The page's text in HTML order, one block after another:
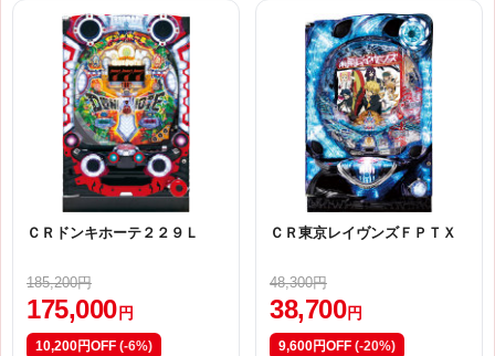
ＣＲドンキホーテ２２９Ｌ
185,200円
175,000 円
10,200円OFF (-6%)
ＣＲ東京レイヴンズＦＰＴＸ
48,300円
38,700 円
9,600円OFF (-20%)